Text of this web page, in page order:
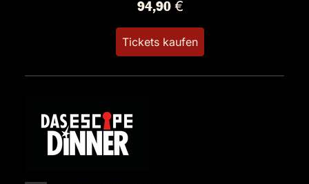
94,90 €
Tickets kaufen